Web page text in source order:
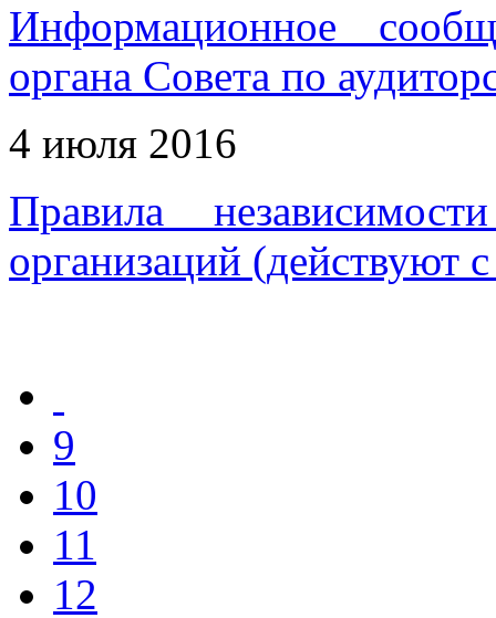
Информационное
органа Совета по
4 июля 2016
Правила
организаций (действуют
9
10
11
12